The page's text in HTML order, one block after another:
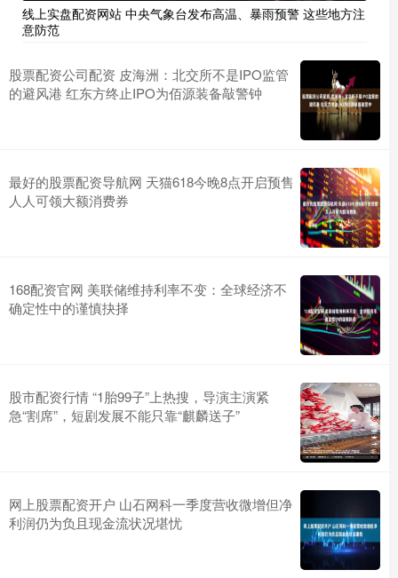
线上实盘配资网站 中央气象台发布高温、暴雨预警 这些地方注
意防范
股票配资公司配资 皮海洲：北交所不是IPO监管
的避风港 红东方终止IPO为佰源装备敲警钟
最好的股票配资导航网 天猫618今晚8点开启预售
人人可领大额消费券
168配资官网 美联储维持利率不变：全球经济不
确定性中的谨慎抉择
股市配资行情 “1胎99子”上热搜，导演主演紧
急“割席”，短剧发展不能只靠“麒麟送子”
网上股票配资开户 山石网科一季度营收微增但净
利润仍为负且现金流状况堪忧